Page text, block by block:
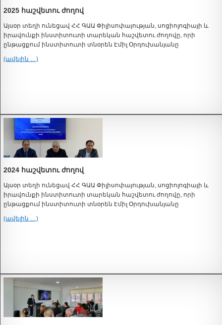
2025 հաշվետու ժողով
Այսօր տեղի ունեցավ ՀՀ ԳԱԱ Փիլիսոփայության, սոցիոլոգիայի և
իրավունքի ինստիտուտի տարեկան հաշվետու ժողովը, որի
ընթացքում ինստիտուտի տնօրեն Էմիլ Օրդուխանյանը
(ավելին …)
2024 հաշվետու ժողով
Այսօր տեղի ունեցավ ՀՀ ԳԱԱ Փիլիսոփայության, սոցիոլոգիայի և
իրավունքի ինստիտուտի տարեկան հաշվետու ժողովը, որի
ընթացքում ինստիտուտի տնօրեն Էմիլ Օրդուխանյանը
(ավելին …)